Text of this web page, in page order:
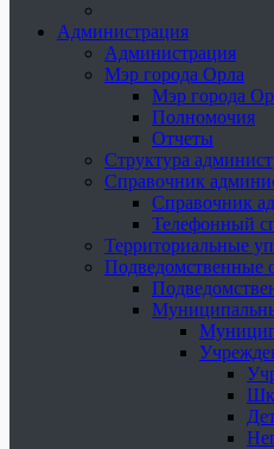
Администрация
Администрация
Мэр города Орла
Мэр города
Полномочия
Отчеты
Структура
Справочник
Справочник
Телефонный
Территориальные
Подведомственные